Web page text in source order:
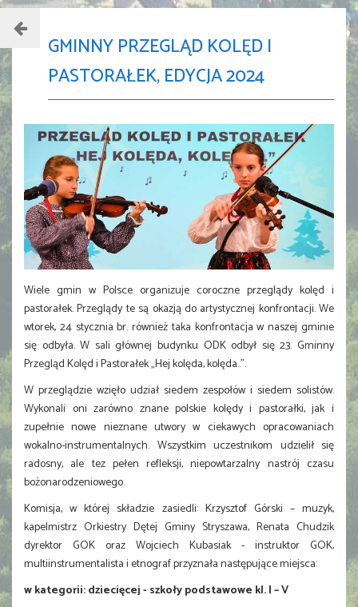
GMINNY PRZEGLĄD KOLĘD I
PASTORAŁEK, EDYCJA 2024
Wiele gmin w Polsce organizuje coroczne przeglądy kolęd i
pastorałek. Przeglądy te są okazją do artystycznej konfrontacji. We
wtorek, 24 stycznia br. również taka konfrontacja w naszej gminie
się odbyła. W sali głównej budynku ODK odbył się 23. Gminny
Przegląd Kolęd i Pastorałek „Hej kolęda, kolęda..”.
W przeglądzie wzięło udział siedem zespołów i siedem solistów.
Wykonali oni zarówno znane polskie kolędy i pastorałki, jak i
zupełnie nowe nieznane utwory w ciekawych opracowaniach
wokalno-instrumentalnych. Wszystkim uczestnikom udzielił się
radosny, ale tez pełen refleksji, niepowtarzalny nastrój czasu
bożonarodzeniowego.
Komisja, w której składzie zasiedli: Krzysztof Górski – muzyk,
kapelmistrz Orkiestry Dętej Gminy Stryszawa, Renata Chudzik
dyrektor GOK oraz Wojciech Kubasiak - instruktor GOK,
multiinstrumentalista i etnograf przyznała następujące miejsca:
w kategorii: dziecięcej - szkoły podstawowe kl. I – V